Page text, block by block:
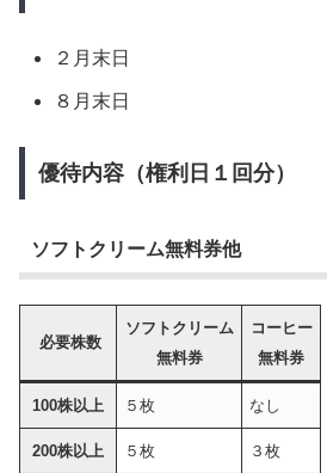
２月末日
８月末日
優待内容（権利日１回分）
ソフトクリーム無料券他
必要株数
ソフトクリーム
無料券
コーヒー
無料券
100株以上 ５枚 なし
200株以上 ５枚 ３枚